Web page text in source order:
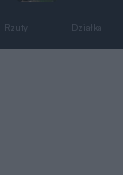
Rzuty Działka